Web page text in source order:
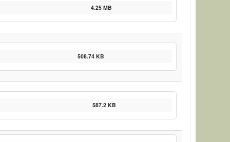
4.25 MB
508.74 KB
587.2 KB